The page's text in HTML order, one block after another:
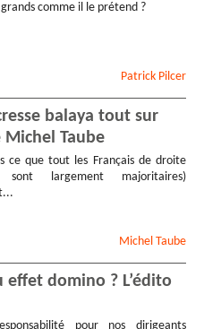
comme il le prétend ?
Patrick Pilcer
balaya tout sur
Michel Taube
ce que tout les Français de droite
largement majoritaires)
Michel Taube
effet domino ? L’édito
pour nos dirigeants